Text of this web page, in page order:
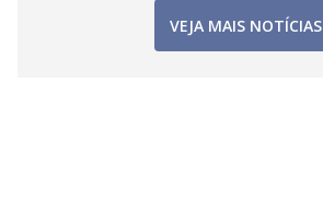
VEJA MAIS NOTÍCIAS